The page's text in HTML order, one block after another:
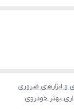
و ابزارهای ضروری
بهتر خودروی